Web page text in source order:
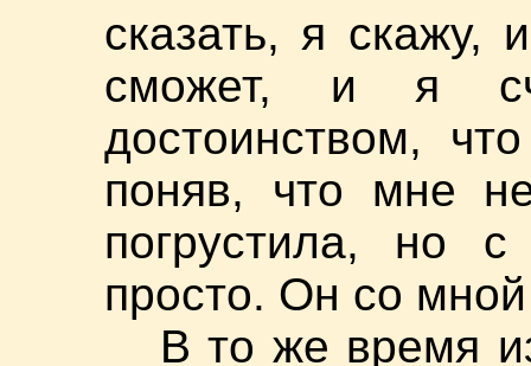
сказать, я скажу,
сможет, и я
достоинством,
поняв, что мне
погрустила, но
просто. Он со
В то же время